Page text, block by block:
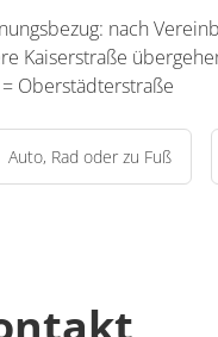
nach
Kaiserstraße
Oberstädterstraße
Auto, Rad oder zu Fuß